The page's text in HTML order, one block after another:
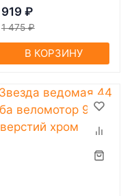
919 ₽
1 475 ₽
В КОРЗИНУ